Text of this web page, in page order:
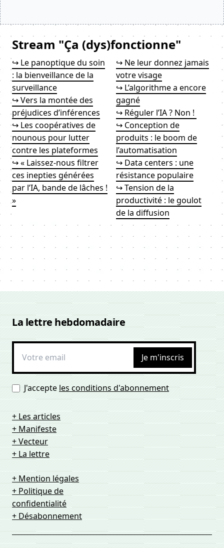
Stream "Ça (dys)fonctionne"
↪ Le panoptique du soin
: la bienveillance de la
surveillance
↪ Vers la montée des
préjudices d’inférences
↪ Les coopératives de
nounous pour lutter
contre les plateformes
↪ « Laissez-nous filtrer
ces inepties générées
par l’IA, bande de lâches !
»
↪ Ne leur donnez jamais
votre visage
↪ L’algorithme a encore
gagné
↪ Réguler l’IA ? Non !
↪ Conception de
produits : le boom de
l’automatisation
↪ Data centers : une
résistance populaire
↪ Tension de la
productivité : le goulot
de la diffusion
La lettre hebdomadaire
Je m'inscris
J'accepteles conditions d'abonnement
+ Les articles
+ Manifeste
+ Vecteur
+ La lettre
+ Mention légales
+ Politique de
confidentialité
+ Désabonnement